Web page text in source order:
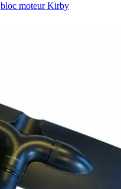
bloc moteur Kirby